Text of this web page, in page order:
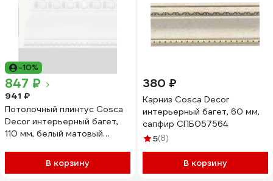
-10%
847 ₽
941 ₽
Потолочный плинтус Cosca
Decor интерьерный багет,
110 мм, белый матовый
В корзину
380 ₽
Карниз Cosca Decor
интерьерный багет, 60 мм,
сапфир СПБ057564
5(8)
В корзину